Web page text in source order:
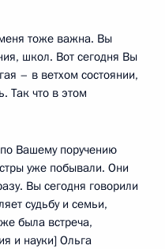
тоже важна. Вы
школ. Вот сегодня Вы
– в ветхом состоянии,
Так что в этом
Вашему поручению
уже побывали. Они
Вы сегодня говорили
судьбу и семьи,
была встреча,
и науки] Ольга